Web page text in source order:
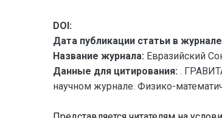
DOI:
Дата публикации статьи в
Название журнала: Евразийский
Данные для цитирования: .
научном журнале. Физико-